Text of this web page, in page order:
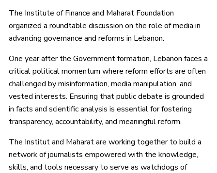
The Institute of Finance and Maharat Foundation
organized a roundtable discussion on the role of media in
advancing governance and reforms in Lebanon.
One year after the Government formation, Lebanon faces a
critical political momentum where reform efforts are often
challenged by misinformation, media manipulation, and
vested interests. Ensuring that public debate is grounded
in facts and scientific analysis is essential for fostering
transparency, accountability, and meaningful reform.
The Institut and Maharat are working together to build a
network of journalists empowered with the knowledge,
skills, and tools necessary to serve as watchdogs of